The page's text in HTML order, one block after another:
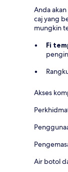
Anda
caj yang
mungkin
Fi
Akses
Air botol